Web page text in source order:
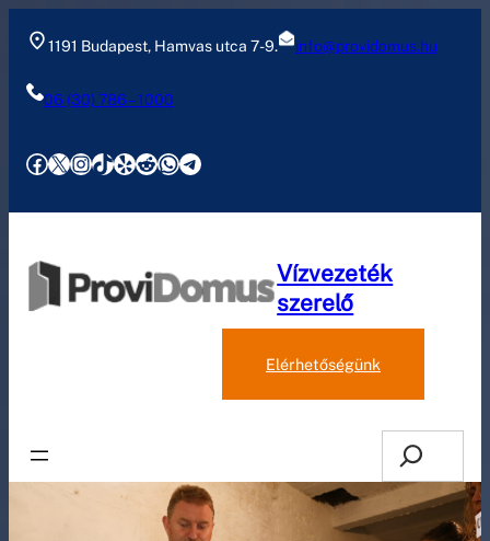
1191 Budapest, Hamvas utca 7-9. info@providomus.hu
06 (30) 786 – 1000
Facebook
XInstagram
TikTok
Yelp
Reddit
WhatsApp
Telegram
Vízvezeték
szerelő
Elérhetőségünk
Search